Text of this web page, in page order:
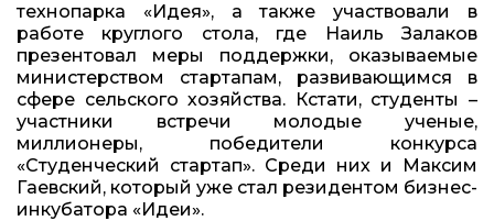
технопарка «Идея», а также участвовали в
работе круглого стола, где Наиль Залаков
презентовал меры поддержки, оказываемые
министерством стартапам, развивающимся в
сфере сельского хозяйства. Кстати, студенты –
участники встречи молодые ученые,
миллионеры, победители конкурса
«Студенческий стартап». Среди них и Максим
Гаевский, который уже стал резидентом бизнес-
инкубатора «Идеи».